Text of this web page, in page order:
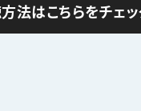
法はこちらをチェッ